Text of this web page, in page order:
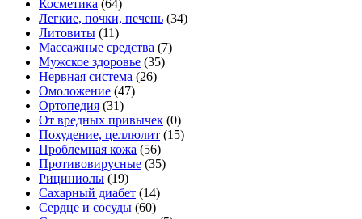
Косметика (64)
Легкие, почки, печень (34)
Литовиты (11)
Массажные средства (7)
Мужское здоровье (35)
Нервная система (26)
Омоложение (47)
Ортопедия (31)
От вредных привычек (0)
Похудение, целлюлит (15)
Проблемная кожа (56)
Противовирусные (35)
Рициниолы (19)
Сахарный диабет (14)
Сердце и сосуды (60)